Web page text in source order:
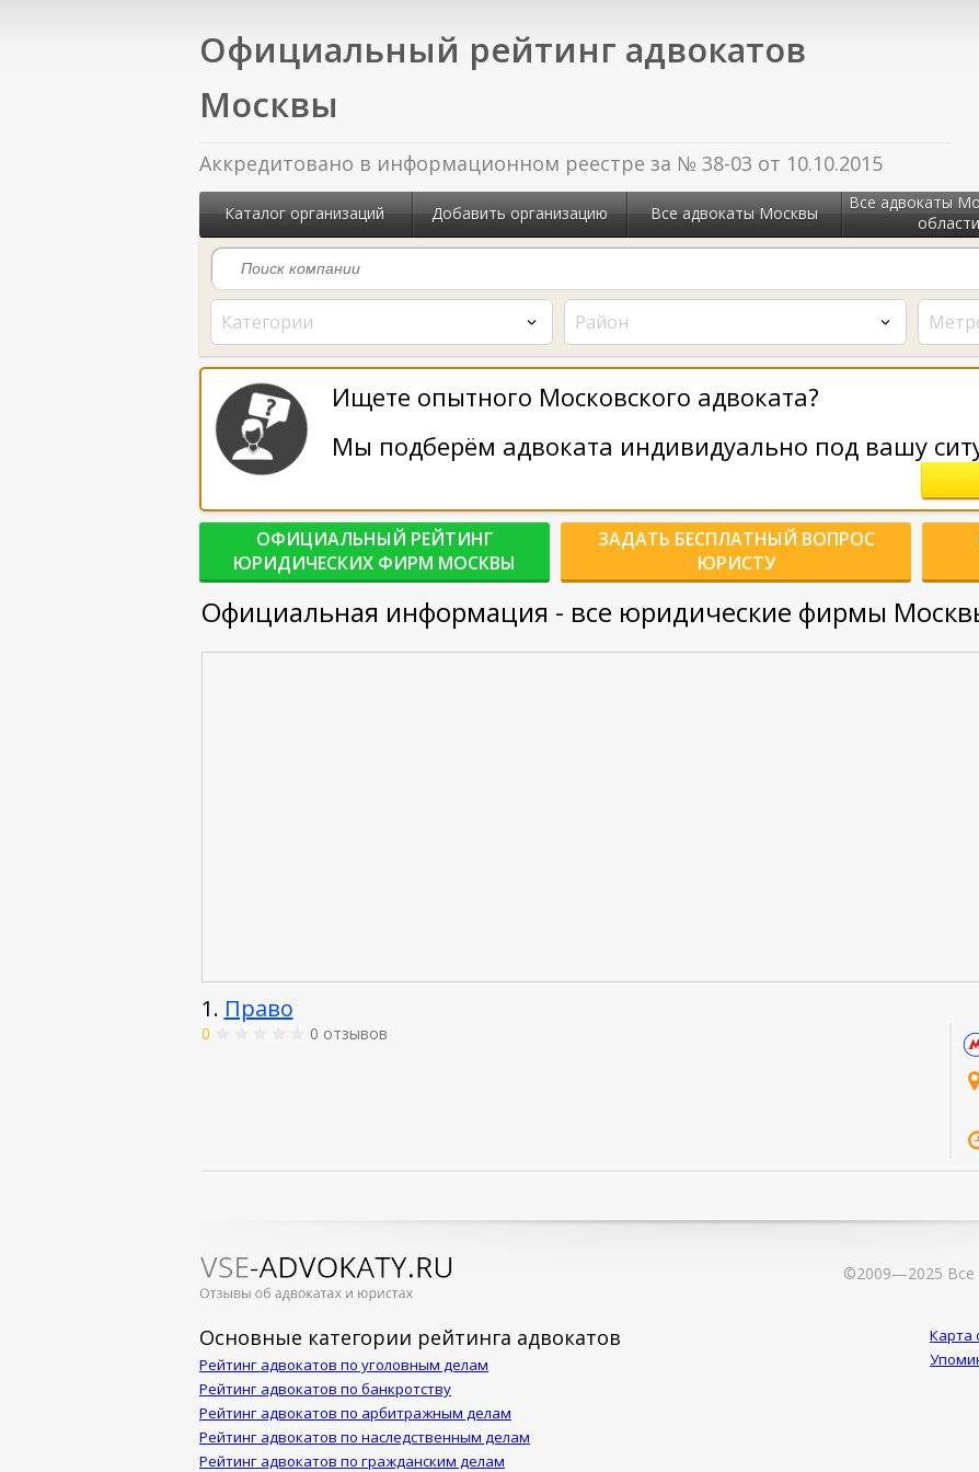
Официальный рейтинг адвокатов
Москвы
Аккредитовано в информационном реестре за № 38-03 от 10.10.2015
Каталог организаций Добавить организацию Все адвокаты Москвы
Все адвокаты
области
Категории Район
Ищете опытного Московского адвоката?
Мы подберём адвоката индивидуально под вашу
ОФИЦИАЛЬНЫЙ РЕЙТИНГ
ЮРИДИЧЕСКИХ ФИРМ МОСКВЫ
ЗАДАТЬ БЕСПЛАТНЫЙ ВОПРОС
ЮРИСТУ
Официальная информация - все юридические фирмы
1. Право
0 0 отзывов
©2009—2025 Все
Основные категории рейтинга адвокатов
Рейтинг адвокатов по уголовным делам
Рейтинг адвокатов по банкротству
Рейтинг адвокатов по арбитражным делам
Рейтинг адвокатов по наследственным делам
Рейтинг адвокатов по гражданским делам
Карта